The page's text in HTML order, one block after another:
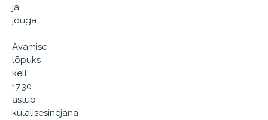
ja
jõuga.
Avamise
lõpuks
kell
17.30
astub
külalisesinejana